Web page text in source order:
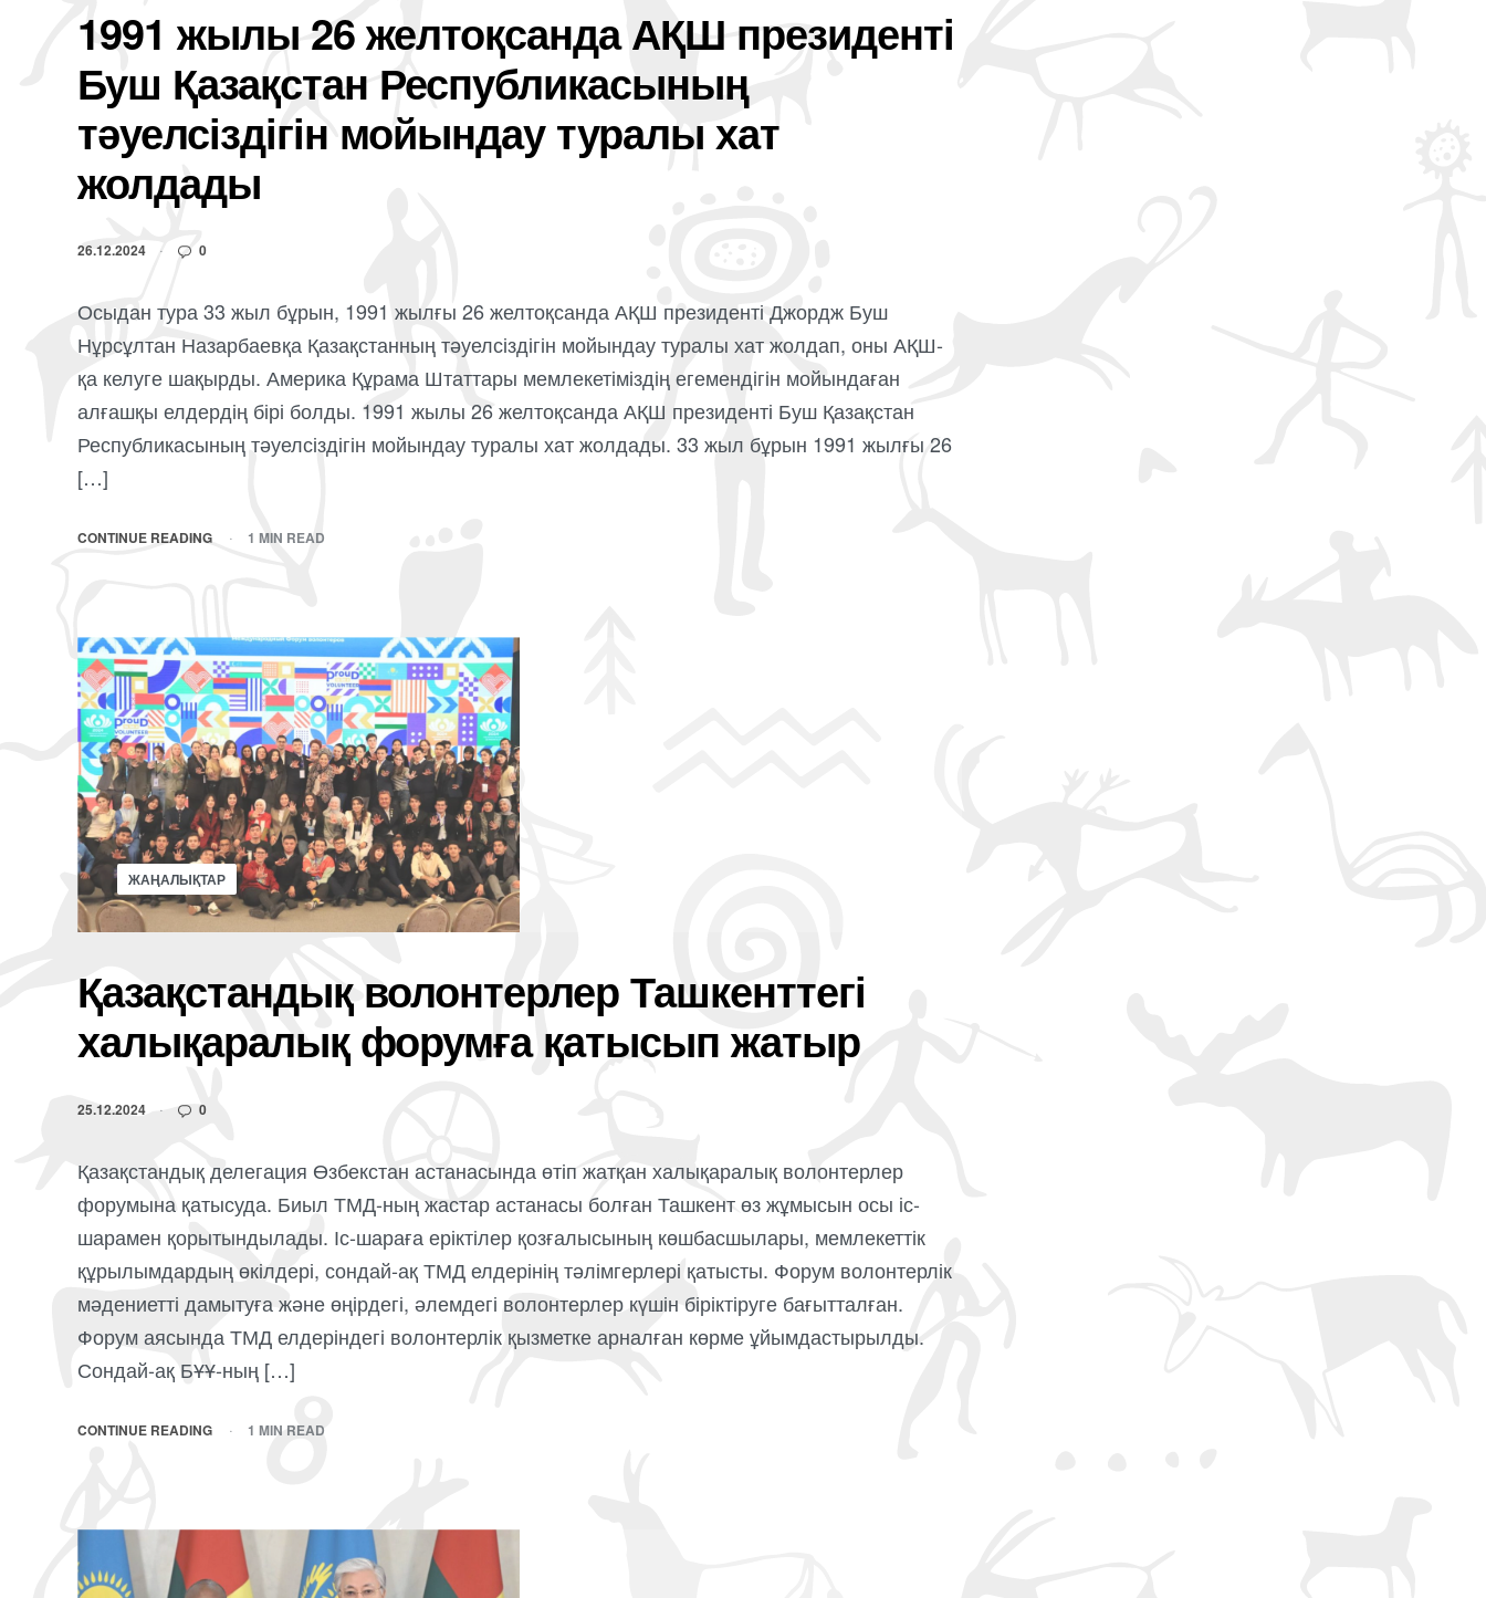
1991 жылы 26 желтоқсанда АҚШ президенті
Буш Қазақстан Республикасының
тәуелсіздігін мойындау туралы хат
жолдады
26.12.2024 0
Осыдан тура 33 жыл бұрын, 1991 жылғы 26 желтоқсанда АҚШ президенті Джордж Буш
Нұрсұлтан Назарбаевқа Қазақстанның тәуелсіздігін мойындау туралы хат жолдап, оны АҚШ-
қа келуге шақырды. Америка Құрама Штаттары мемлекетіміздің егемендігін мойындаған
алғашқы елдердің бірі болды. 1991 жылы 26 желтоқсанда АҚШ президенті Буш Қазақстан
Республикасының тәуелсіздігін мойындау туралы хат жолдады. 33 жыл бұрын 1991 жылғы 26
[…]
CONTINUE READING 1 MIN READ
ЖАҢАЛЫҚТАР
Қазақстандық волонтерлер Ташкенттегі
халықаралық форумға қатысып жатыр
25.12.2024 0
Қазақстандық делегация Өзбекстан астанасында өтіп жатқан халықаралық волонтерлер
форумына қатысуда. Биыл ТМД-ның жастар астанасы болған Ташкент өз жұмысын осы іс-
шарамен қорытындылады. Іс-шараға еріктілер қозғалысының көшбасшылары, мемлекеттік
құрылымдардың өкілдері, сондай-ақ ТМД елдерінің тәлімгерлері қатысты. Форум волонтерлік
мәдениетті дамытуға және өңірдегі, әлемдегі волонтерлер күшін біріктіруге бағытталған.
Форум аясында ТМД елдеріндегі волонтерлік қызметке арналған көрме ұйымдастырылды.
Сондай-ақ БҰҰ-ның […]
CONTINUE READING 1 MIN READ